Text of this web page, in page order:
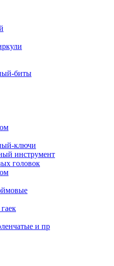
биты
ключи
инструмент
головок
и пр